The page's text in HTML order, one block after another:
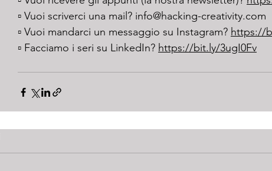
▫️ Vuoi scriverci una mail? info@hacking-creativity.com
▫️ Vuoi mandarci un messaggio su Instagram? https://
▫️ Facciamo i seri su LinkedIn? https://bit.ly/3ugI0Fv